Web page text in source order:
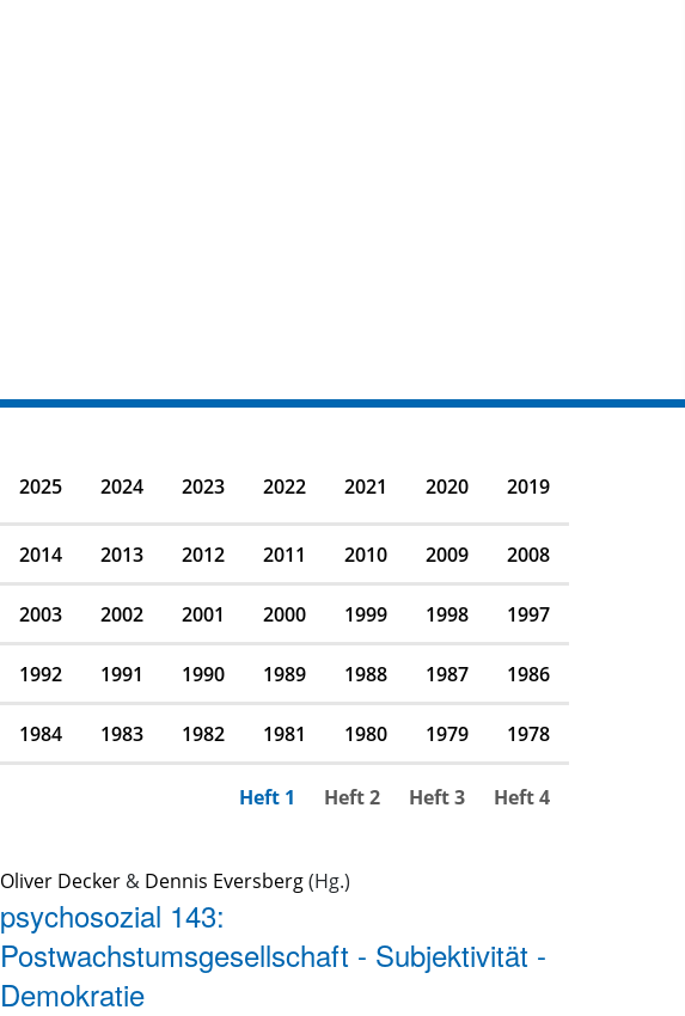
2025 2024 2023 2022 2021 2020 2019
2014 2013 2012 2011 2010 2009 2008
2003 2002 2001 2000 1999 1998 1997
1992 1991 1990 1989 1988 1987 1986
1984 1983 1982 1981 1980 1979 1978
Heft 1 Heft 2 Heft 3 Heft 4
Oliver Decker & Dennis Eversberg
psychosozial 143:
Postwachstumsgesellschaft - Subjektivität -
Demokratie